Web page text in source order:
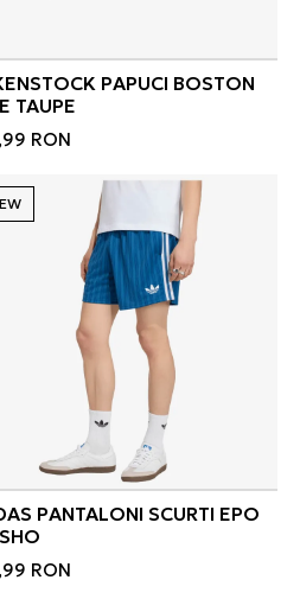
PAPUCI BOSTON
TAUPE
RON
PANTALONI SCURTI EPO
RON